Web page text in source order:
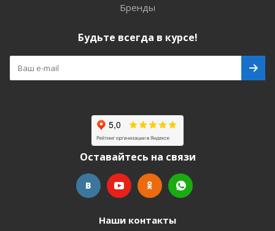
Бренды
Будьте всегда в курсе!
Оставайтесь на связи
Наши контакты